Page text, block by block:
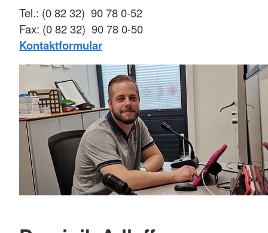
Tel.: (0 82 32) 90 78 0-52
Fax: (0 82 32) 90 78 0-50
Kontaktformular